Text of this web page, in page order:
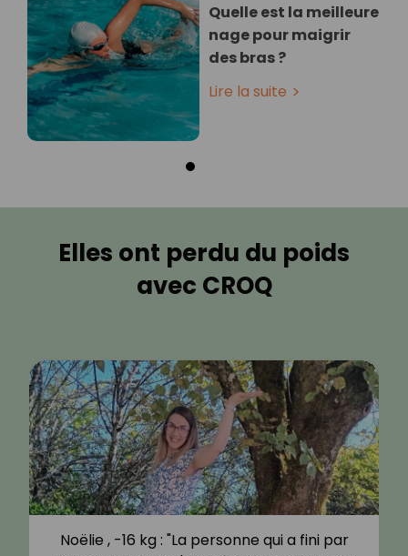
Quelle est la meilleure
nage pour maigrir
des bras ?
Lire la suite
Elles ont perdu du poids
avec CROQ
Noëlie , -16 kg : "La personne qui a fini par